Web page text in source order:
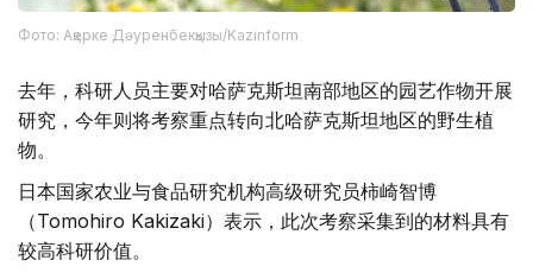
Фото: Ақерке Дәуренбекқызы/Kazinform
去年，科研人员主要对哈萨克斯坦南部地区的园艺作物开展
研究，今年则将考察重点转向北哈萨克斯坦地区的野生植
物。
日本国家农业与食品研究机构高级研究员柿崎智博
（Tomohiro Kakizaki）表示，此次考察采集到的材料具有
较高科研价值。